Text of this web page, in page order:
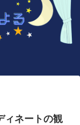
ィネートの観